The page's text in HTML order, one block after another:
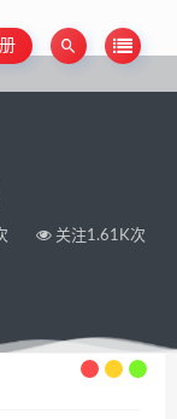
关注1.61K次